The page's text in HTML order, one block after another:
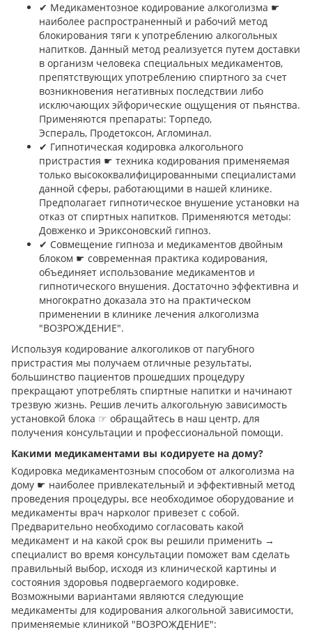
✔︎ Медикаментозное кодирование алкоголизма ☛
наиболее распространенный и рабочий метод
блокирования тяги к употреблению алкогольных
напитков. Данный метод реализуется путем доставки
в организм человека специальных медикаментов,
препятствующих употреблению спиртного за счет
возникновения негативных последствии либо
исключающих эйфорические ощущения от пьянства.
Применяются препараты: Торпедо,
Эспераль, Продетоксон, Агломинал.
✔︎ Гипнотическая кодировка алкогольного
пристрастия ☛ техника кодирования применяемая
только высококвалифицированными специалистами
данной сферы, работающими в нашей клинике.
Предполагает гипнотическое внушение установки на
отказ от спиртных напитков. Применяются методы:
Довженко и Эриксоновский гипноз.
✔︎ Совмещение гипноза и медикаментов двойным
блоком ☛ современная практика кодирования,
объединяет использование медикаментов и
гипнотического внушения. Достаточно эффективна и
многократно доказала это на практическом
применении в клинике лечения алкоголизма
"ВОЗРОЖДЕНИЕ".
Используя кодирование алкоголиков от пагубного
пристрастия мы получаем отличные результаты,
большинство пациентов прошедших процедуру
прекращают употреблять спиртные напитки и начинают
трезвую жизнь. Решив лечить алкогольную зависимость
установкой блока ☞ обращайтесь в наш центр, для
получения консультации и профессиональной помощи.
Какими медикаментами вы кодируете на дому?
Кодировка медикаментозным способом от алкоголизма на
дому ☛ наиболее привлекательный и эффективный метод
проведения процедуры, все необходимое оборудование и
медикаменты врач нарколог привезет с собой.
Предварительно необходимо согласовать какой
медикамент и на какой срок вы решили применить →
специалист во время консультации поможет вам сделать
правильный выбор, исходя из клинической картины и
состояния здоровья подвергаемого кодировке.
Возможными вариантами являются следующие
медикаменты для кодирования алкогольной зависимости,
применяемые клиникой "ВОЗРОЖДЕНИЕ":